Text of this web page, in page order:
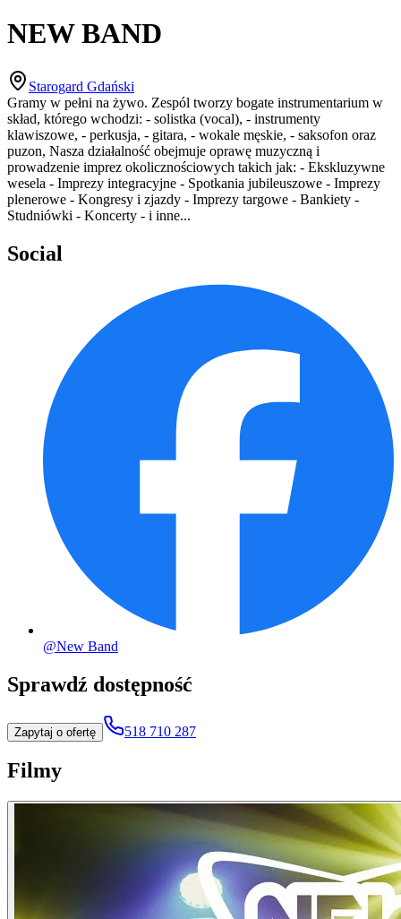
NEW BAND
Starogard Gdański
Gramy w pełni na żywo. Zespól tworzy bogate instrumentarium w
skład, którego wchodzi: - solistka (vocal), - instrumenty
klawiszowe, - perkusja, - gitara, - wokale męskie, - saksofon oraz
puzon, Nasza działalność obejmuje oprawę muzyczną i
prowadzenie imprez okolicznościowych takich jak: - Ekskluzywne
wesela - Imprezy integracyjne - Spotkania jubileuszowe - Imprezy
plenerowe - Kongresy i zjazdy - Imprezy targowe - Bankiety -
Studniówki - Koncerty - i inne...
Social
@New Band
Sprawdź dostępność
Zapytaj o ofertę 518 710 287
Filmy